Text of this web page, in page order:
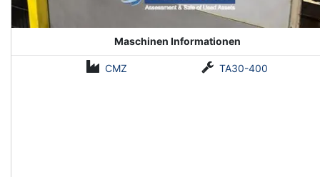
Maschinen Informationen
CMZ TA30-400